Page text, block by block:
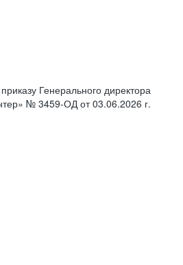
Генерального директора
№ 3459-ОД от 03.06.2026 г.